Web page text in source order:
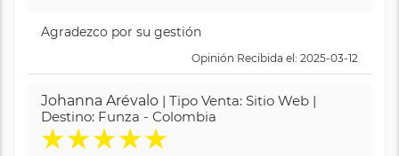
Agradezco por su gestión
Opinión Recibida el: 2025-03-12
Johanna Arévalo | Tipo Venta: Sitio Web |
Destino: Funza - Colombia
★★★★★